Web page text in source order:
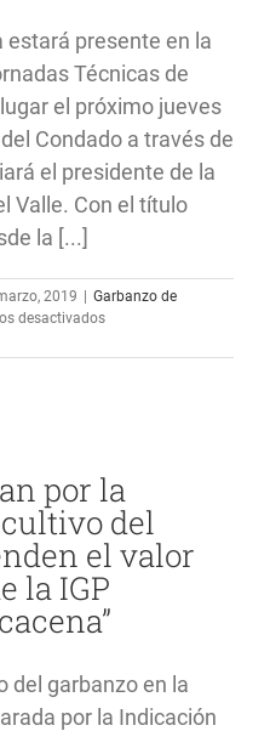
El
Inglés
de
El
Duque-
Sevilla
estará presente en la
Técnicas de
el próximo jueves
Condado a través de
el presidente de la
Valle. Con el título
la [...]
2019 | Garbanzo de
desactivadosen
IGP
las
VIII
Jornadas
Técnicas
de
de
del
Condado
por la
del
el valor
la IGP
del garbanzo en la
por la Indicación